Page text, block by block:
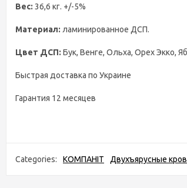
Вес: 36,6 кг. +/-5%
Материал: ламинированное ДСП.
Цвет ДСП: Бук, Венге, Ольха, Орех Экко,
Быстрая доставка по Украине
Гарантия 12 месяцев
Categories: КОМПАНІТ Двухъярусные